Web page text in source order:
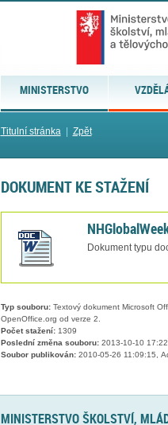
MINISTERSTVO
Titulní stránka| Zpět
DOKUMENT KE STAŽENÍ
Dokument typu
Typ souboru:Textový dokument Microsoft
OpenOffice.org od verze 2.
Počet stažení:1309
Poslední změna souboru:2013-10-10
Soubor publikován:2010-05-26 11:09:15,
MINISTERSTVO ŠKOLSTVÍ,